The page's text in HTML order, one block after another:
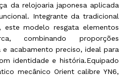
da relojoaria japonesa aplicada
Integrante da tradicional
este modelo resgata elementos
combinando proporções
e acabamento preciso, ideal para
identidade e história.Equipado
mecânico Orient calibre YN6,